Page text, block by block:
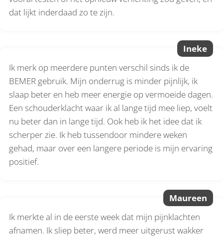
dat lijkt inderdaad zo te zijn.
Ineke
Ik merk op meerdere punten verschil sinds ik de
BEMER gebruik. Mijn onderrug is minder pijnlijk, ik
slaap beter en heb meer energie op vermoeide dagen.
Een schouderklacht waar ik al lange tijd mee liep, voelt
nu beter dan in lange tijd. Ook heb ik het idee dat ik
scherper zie. Ik heb tussendoor mindere weken
gehad, maar over een langere periode is mijn ervaring
positief.
Maureen
Ik merkte al in de eerste week dat mijn pijnklachten
afnamen. Ik sliep beter, werd meer uitgerust wakker